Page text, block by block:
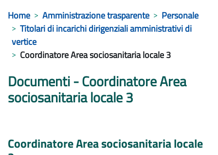
Home Amministrazione trasparente
Personale
Titolari di incarichi dirigenziali amministrativi di
vertice
Coordinatore Area sociosanitaria locale 3
Documenti - Coordinatore Area
sociosanitaria locale 3
Coordinatore Area sociosanitaria locale